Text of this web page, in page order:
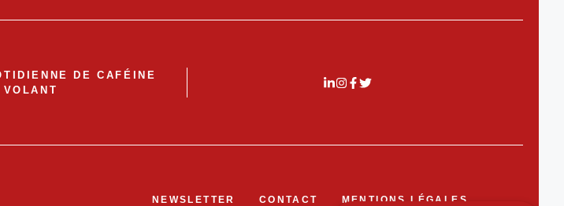
DE CAFÉINE
VOLANT
NEWSLETTER CONTACT MENTIONS LÉGALES